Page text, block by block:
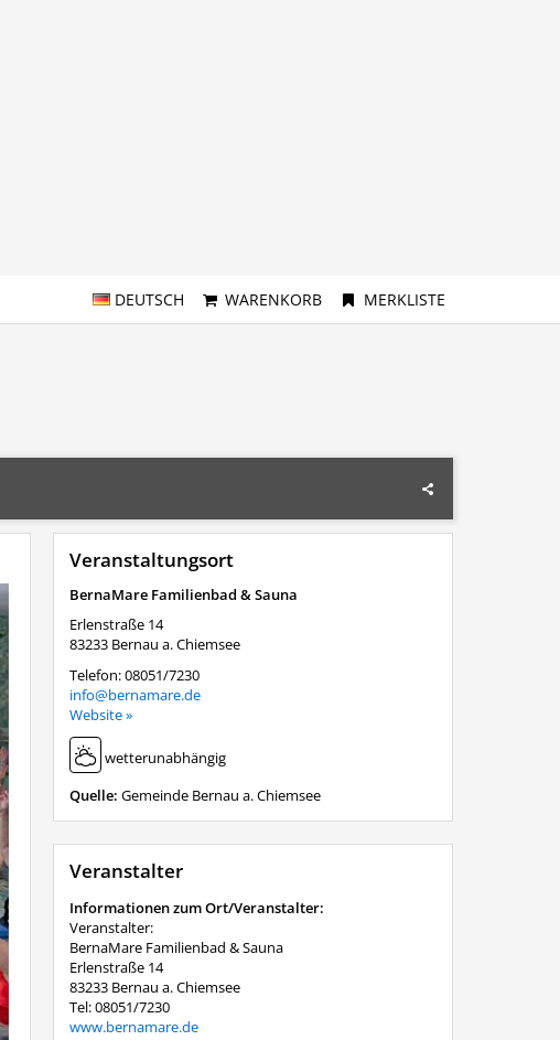
DEUTSCH WARENKORB MERKLISTE
Veranstaltungsort
BernaMare Familienbad & Sauna
Erlenstraße 14
83233 Bernau a. Chiemsee
Telefon:08051/7230
info@bernamare.de
Website »
wetterunabhängig
Quelle: Gemeinde Bernau a. Chiemsee
Veranstalter
Informationen zum Ort/Veranstalter:
Veranstalter:
BernaMare Familienbad & Sauna
Erlenstraße 14
83233 Bernau a. Chiemsee
Tel: 08051/7230
www.bernamare.de